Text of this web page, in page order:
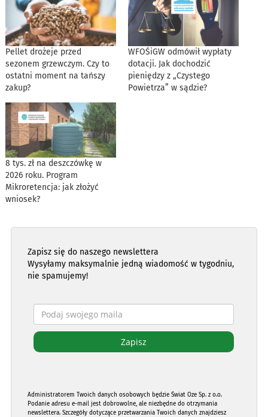
Pellet drożeje przed
sezonem grzewczym. Czy to
ostatni moment na tańszy
zakup?
WFOŚiGW odmówił wypłaty
dotacji. Jak dochodzić
pieniędzy z „Czystego
Powietrza” w sądzie?
8 tys. zł na deszczówkę w
2026 roku. Program
Mikroretencja: jak złożyć
wniosek?
Zapisz się do naszego newslettera
Wysyłamy maksymalnie jedną wiadomość w tygodniu,
nie spamujemy!
Administratorem Twoich danych osobowych będzie Świat Oze Sp. z o.o.
Podanie adresu e-mail jest dobrowolne, ale niezbędne do otrzymania
newslettera. Szczegóły dotyczące przetwarzania Twoich danych znajdziesz